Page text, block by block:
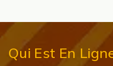
Qui Est En